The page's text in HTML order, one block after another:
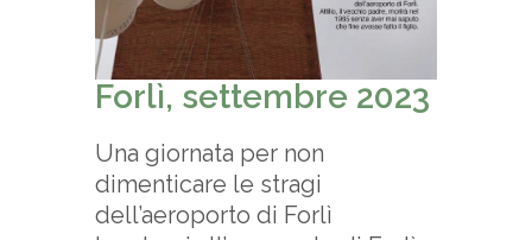
Forlì, settembre 2023
Una giornata per non
dimenticare le stragi
dell’aeroporto di Forlì